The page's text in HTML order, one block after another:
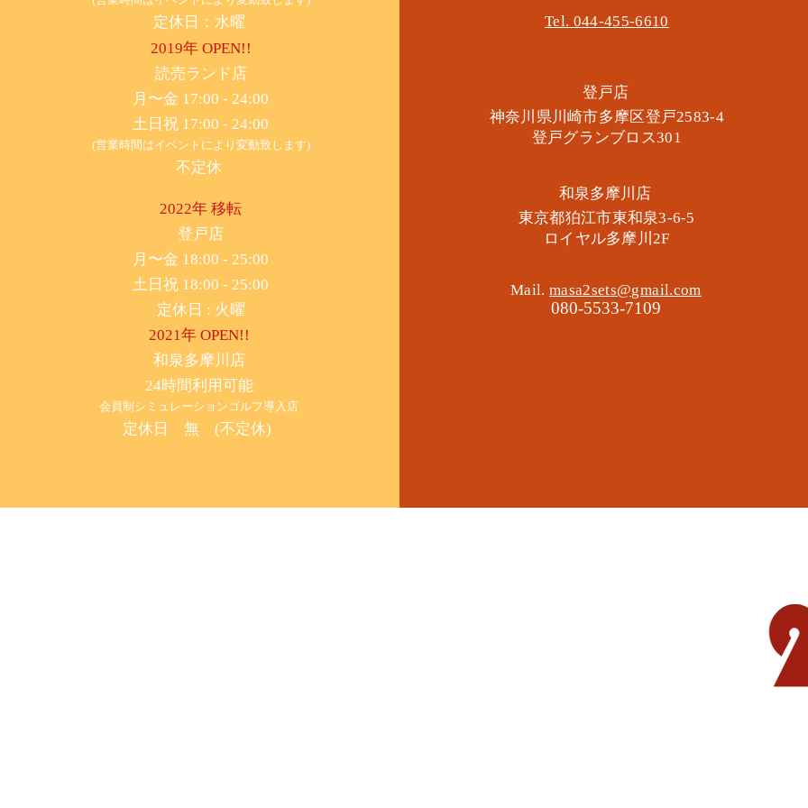
定休日：水曜
2019年 OPEN!!
​読売ランド店
月〜金 17:00 - 24:00
土日祝 17:00 - 24:00
(営業時間はイベントにより変動致します)
不定休
2022年 移転
​登戸店
月〜金 18:00 - 25:00
土日祝 18:00 - 25:00
​定休日 : 火曜
2021年 OPEN!!
​和泉多摩川店
24時間利用可能
​会員制シミュレーションゴルフ導入店
定休日 無 (不定休)
Tel. 044-455-6610
​登戸店
神奈川県川崎市多摩区​登戸2583-4
​登戸グランブロス301
​和泉多摩川店
東京都狛江市東和泉3-6-5
​ロイヤル多摩川2F
Mail.masa2sets@gmail.com
080-5533-7109